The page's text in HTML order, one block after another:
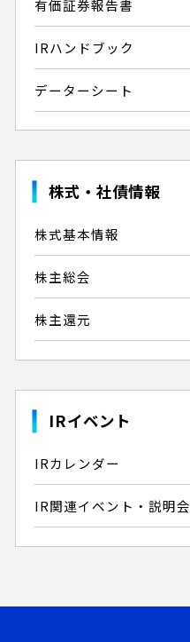
有価証券報告書
IRハンドブック
データーシート
株式・社債情報
株式基本情報
株主総会
株主還元
IRイベント
IRカレンダー
IR関連イベント・説明会